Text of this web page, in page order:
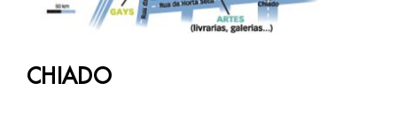
CHIADO